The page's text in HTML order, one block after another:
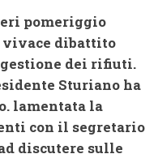
pomeriggio
vivace dibattito
dei rifiuti.
Sturiano ha
lamentata la
con il segretario
discutere sulle